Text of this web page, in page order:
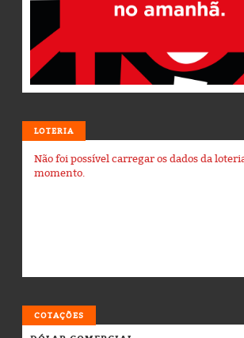
LOTERIA
Não foi possível carregar os dados da
momento.
COTAÇÕES